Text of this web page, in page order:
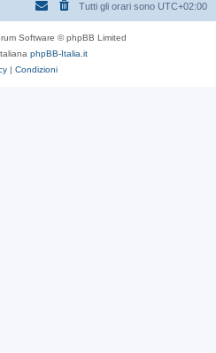
Tutti gli orari sono UTC+02:00
Software © phpBB Limited
phpBB-Italia.it
| Condizioni